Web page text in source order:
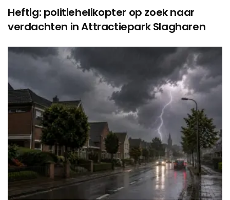
Heftig: politiehelikopter op zoek naar
verdachten in Attractiepark Slagharen